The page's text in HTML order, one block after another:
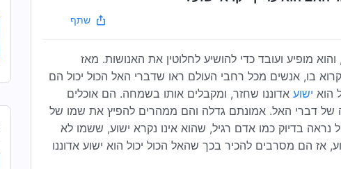
שתף
מופיע ועובד כדי להושיע לחלוטין את האנושות. מאז
בו, אנשים מכל רחבי העולם ראו שדברי האל הכול יכול הם
הוא ישוע אדוננו שחזר, ומקבלים אותו בשמחה. הם אוכלים
של דברי האל. אמונתם גדלה והם ממהרים להפיץ את שמו של
נראה בדיוק כמו אדם רגיל, שהוא אינו נקרא ישוע, ששמו לא
אז הם מסרבים להכיר בכך שהאל הכול יכול הוא ישוע אדוננו